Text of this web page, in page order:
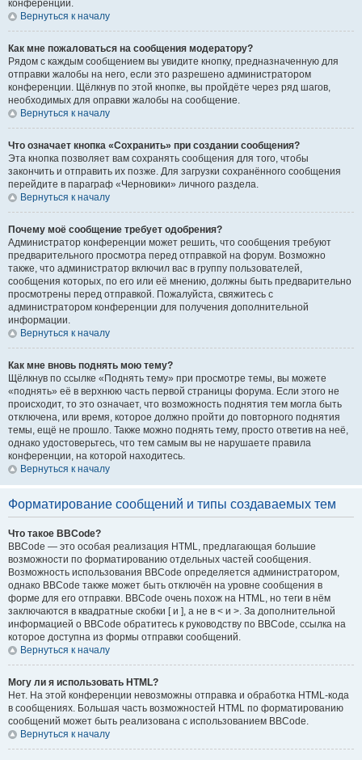
конференции.
Вернуться к началу
Как мне пожаловаться на сообщения модератору?
Рядом с каждым сообщением вы увидите кнопку, предназначенную для
отправки жалобы на него, если это разрешено администратором
конференции. Щёлкнув по этой кнопке, вы пройдёте через ряд шагов,
необходимых для оправки жалобы на сообщение.
Вернуться к началу
Что означает кнопка «Сохранить» при создании сообщения?
Эта кнопка позволяет вам сохранять сообщения для того, чтобы
закончить и отправить их позже. Для загрузки сохранённого сообщения
перейдите в параграф «Черновики» личного раздела.
Вернуться к началу
Почему моё сообщение требует одобрения?
Администратор конференции может решить, что сообщения требуют
предварительного просмотра перед отправкой на форум. Возможно
также, что администратор включил вас в группу пользователей,
сообщения которых, по его или её мнению, должны быть предварительно
просмотрены перед отправкой. Пожалуйста, свяжитесь с
администратором конференции для получения дополнительной
информации.
Вернуться к началу
Как мне вновь поднять мою тему?
Щёлкнув по ссылке «Поднять тему» при просмотре темы, вы можете
«поднять» её в верхнюю часть первой страницы форума. Если этого не
происходит, то это означает, что возможность поднятия тем могла быть
отключена, или время, которое должно пройти до повторного поднятия
темы, ещё не прошло. Также можно поднять тему, просто ответив на неё,
однако удостоверьтесь, что тем самым вы не нарушаете правила
конференции, на которой находитесь.
Вернуться к началу
Форматирование сообщений и типы создаваемых тем
Что такое BBCode?
BBCode — это особая реализация HTML, предлагающая большие
возможности по форматированию отдельных частей сообщения.
Возможность использования BBCode определяется администратором,
однако BBCode также может быть отключён на уровне сообщения в
форме для его отправки. BBCode очень похож на HTML, но теги в нём
заключаются в квадратные скобки [ и ], а не в < и >. За дополнительной
информацией о BBCode обратитесь к руководству по BBCode, ссылка на
которое доступна из формы отправки сообщений.
Вернуться к началу
Могу ли я использовать HTML?
Нет. На этой конференции невозможны отправка и обработка HTML-кода
в сообщениях. Большая часть возможностей HTML по форматированию
сообщений может быть реализована с использованием BBCode.
Вернуться к началу